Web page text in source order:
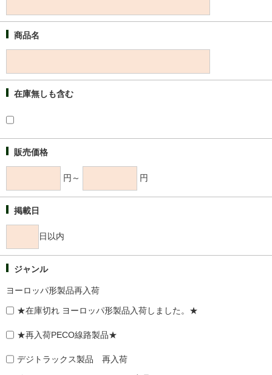
商品名
在庫無しも含む
販売価格
円～ 円
掲載日
日以内
ジャンル
ヨーロッパ形製品再入荷
★在庫切れ ヨーロッパ形製品入荷しました。★
★再入荷PECO線路製品★
デジトラックス製品 再入荷